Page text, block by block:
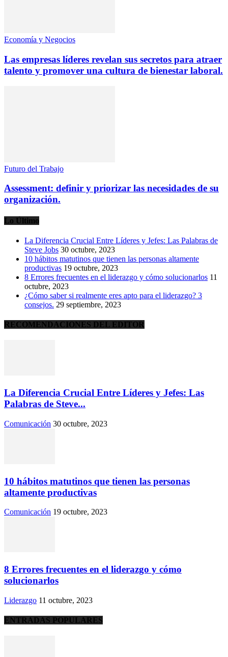
Economía y Negocios
Las empresas líderes revelan sus secretos para atraer
talento y promover una cultura de bienestar laboral.
Futuro del Trabajo
Assessment: definir y priorizar las necesidades de su
organización.
Lo Último
La Diferencia Crucial Entre Líderes y Jefes: Las Palabras de
Steve Jobs 30 octubre, 2023
10 hábitos matutinos que tienen las personas altamente
productivas 19 octubre, 2023
8 Errores frecuentes en el liderazgo y cómo solucionarlos 11
octubre, 2023
¿Cómo saber si realmente eres apto para el liderazgo? 3
consejos. 29 septiembre, 2023
RECOMENDACIONES DEL EDITOR
La Diferencia Crucial Entre Líderes y Jefes: Las
Palabras de Steve...
Comunicación 30 octubre, 2023
10 hábitos matutinos que tienen las personas
altamente productivas
Comunicación 19 octubre, 2023
8 Errores frecuentes en el liderazgo y cómo
solucionarlos
Liderazgo 11 octubre, 2023
ENTRADAS POPULARES